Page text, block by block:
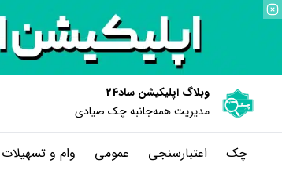
وبلاگ اپلیکیشن ساد24
مدیریت همه‌جانبه چک‌ صیادی
چک اعتبارسنجی عمومی وام و تسهیلات